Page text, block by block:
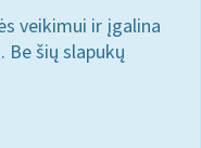
veikimui ir įgalina
šių slapukų